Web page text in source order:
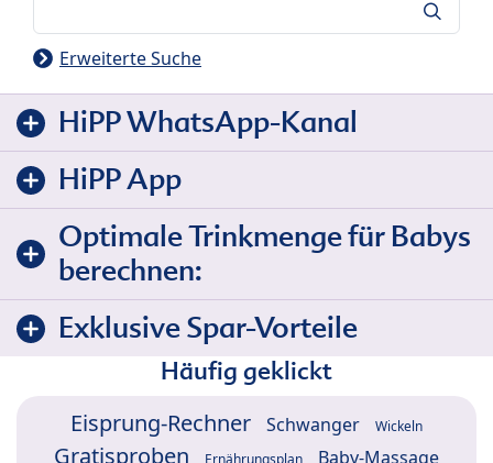
Erweiterte Suche
HiPP WhatsApp-Kanal
HiPP App
Optimale Trinkmenge für Babys
berechnen:
Exklusive Spar-Vorteile
Häufig geklickt
Eisprung-Rechner Schwanger Wickeln
Gratisproben Baby-Massage